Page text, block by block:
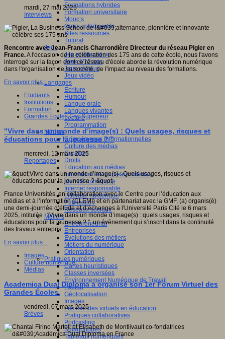
Formations hybrides
Formation universitaire
Mooc’s
Outils collaboratifs
Sites ressources
Tutorat
Jeux
Jeu et éducation
Jeux 4/12 ans
Jeux sérieux
Jeux vidéo
Langages
Ecriture
Humour
Langue orale
Langues vivantes
Lecture
Programmation
Médias
Compétences informationnelles
Culture des médias
Curation
Droits
Education aux médias
Information et nouveaux médias
Identité numérique
Internet responsable
Littératie numérique
Publication
Réseaux sociaux
Métiers
Entrepreneuriat
Entreprises
Evolutions des métiers
Métiers du numérique
Orientation
Pratiques numériques
Cartes heuristiques
Classes inversées
Environnement Numérique de Travail
Fablab
Géolocalisation
Images
Les mondes virtuels en éducation
Pratiques collaboratives
Podcasting
Smartphones
Tableaux numériques
mardi, 27 mai 2025
Interviews
Rencontre avec Jean-Francis Charrondière Directeur du réseau Pigier en
France.A l'occasion de la célébration des 175 ans de cette école, nous l'avons
interrogé sur la façon dont ce réseau d'école aborde la révolution numérique
dans l'organisation de sa société, de l'impact au niveau des formations.
En savoir plus...
Etudiants
Institutions
Formation
Grandes Ecoles Ens Supérieur
"Vivre dans un monde d’image(s) : Quels usages, risques et
éducations pour la jeunesse ? "
mercredi, 12 mars 2025
Reportages
France Universités, en collaboration avec le Centre pour l’éducation aux
médias et à l’information (CLEMI) et en partenariat avec la GMF, (a) organis(é)
une demi-journée d’étude et d’échanges à l'Université Paris Cité le 6 mars
2025, intitulée : "Vivre dans un monde d’image(s) : quels usages, risques et
éducations pour la jeunesse ? ", un événement qui s’inscrit dans la continuité
des travaux entrepris.
En savoir plus...
Images
Culture numérique
Médias
Academica Dual Diploma a organisé son 1er Forum Virtuel des
Grandes Écoles.
vendredi, 07 mars 2025
Brèves